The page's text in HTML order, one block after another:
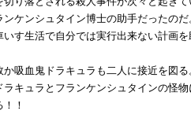
ンケンシュタイン博士の助手だったのだ
いす生活で自分では実行出来ない計画
か吸血鬼ドラキュラも二人に接近を図る
ラキュラとフランケンシュタインの怪
！